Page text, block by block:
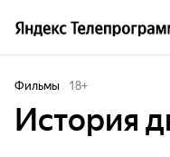
Фильмы 18+
История